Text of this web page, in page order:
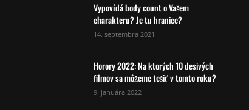
Vypovídá body count o Vašem
charakteru? Je tu hranice?
14. septembra 2021
Horory 2022: Na ktorých 10 desivých
filmov sa môžeme tešiť v tomto roku?
9. januára 2022